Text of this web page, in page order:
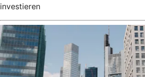
investieren